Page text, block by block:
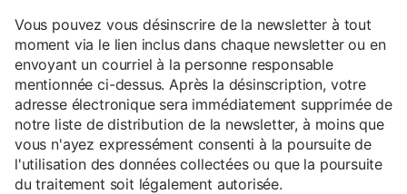
Vous pouvez vous désinscrire de la newsletter à tout
moment via le lien inclus dans chaque newsletter ou en
envoyant un courriel à la personne responsable
mentionnée ci-dessus. Après la désinscription, votre
adresse électronique sera immédiatement supprimée de
notre liste de distribution de la newsletter, à moins que
vous n'ayez expressément consenti à la poursuite de
l'utilisation des données collectées ou que la poursuite
du traitement soit légalement autorisée.